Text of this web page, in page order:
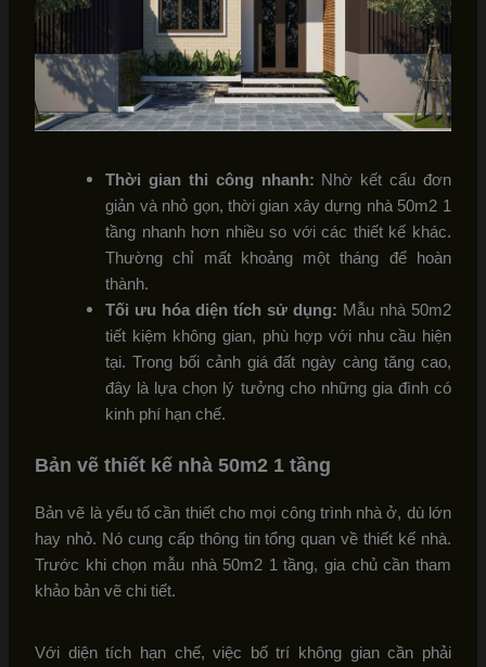
Thời gian thi công nhanh: Nhờ kết cấu đơn
giản và nhỏ gọn, thời gian xây dựng nhà 50m2 1
tầng nhanh hơn nhiều so với các thiết kế khác.
Thường chỉ mất khoảng một tháng để hoàn
thành.
Tối ưu hóa diện tích sử dụng: Mẫu nhà 50m2
tiết kiệm không gian, phù hợp với nhu cầu hiện
tại. Trong bối cảnh giá đất ngày càng tăng cao,
đây là lựa chọn lý tưởng cho những gia đình có
kinh phí hạn chế.
Bản vẽ thiết kế nhà 50m2 1 tầng
Bản vẽ là yếu tố cần thiết cho mọi công trình nhà ở, dù lớn
hay nhỏ. Nó cung cấp thông tin tổng quan về thiết kế nhà.
Trước khi chọn mẫu nhà 50m2 1 tầng, gia chủ cần tham
khảo bản vẽ chi tiết.
Với diện tích hạn chế, việc bố trí không gian cần phải